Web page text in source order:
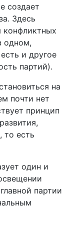
создает
Здесь
конфликтных
одном,
и другое
партий).
на
почти нет
принцип
то есть
один и
партии